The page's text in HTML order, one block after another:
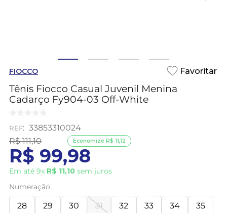
FIOCCO
Tênis Fiocco Casual Juvenil Menina
Cadarço Fy904-03 Off-White
: 33853310024
R$ 111,10
R$ 99,98
Em até 9x R$ 11,10 sem juros
Economize R$ 11,12
Numeração
28 29 30 31 32 33 34 35